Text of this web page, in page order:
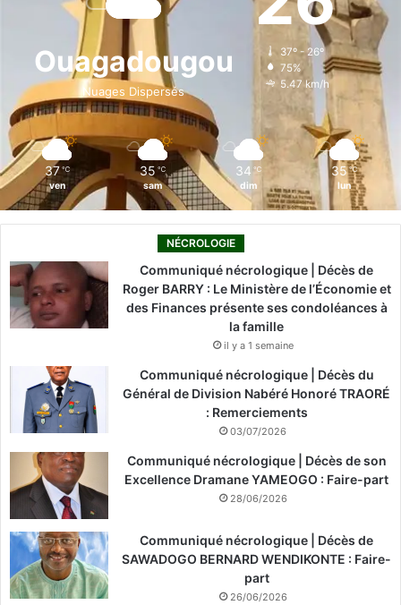
b
o
k
i
n
a
g
r
o
k
Ouagadougou
Nuages Dispersés
37º - 26º
75%
5.47 km/h
37 ℃
ven
35 ℃
sam
34 ℃
dim
35 ℃
lun
NÉCROLOGIE
Communiqué nécrologique | Décès de
Roger BARRY : Le Ministère de l’Économie et
des Finances présente ses condoléances à
la famille
il y a 1 semaine
Communiqué nécrologique | Décès du
Général de Division Nabéré Honoré TRAORÉ
: Remerciements
03/07/2026
Communiqué nécrologique | Décès de son
Excellence Dramane YAMEOGO : Faire-part
28/06/2026
Communiqué nécrologique | Décès de
SAWADOGO BERNARD WENDIKONTE : Faire-
part
26/06/2026